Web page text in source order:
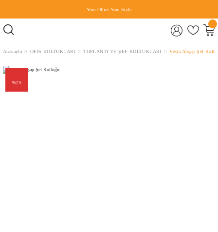
Your Office Your Style
Anasayfa OFİS KOLTUKLARI TOPLANTI VE ŞEF KOLTUKLARI Vesta Ahşap Şef
%25